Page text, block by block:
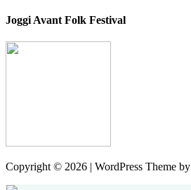
Joggi Avant Folk Festival
Copyright © 2026 | WordPress Theme by